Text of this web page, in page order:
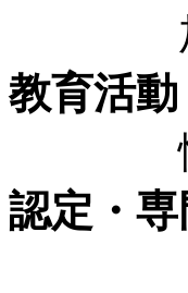
加盟
教育活動
情
認定・